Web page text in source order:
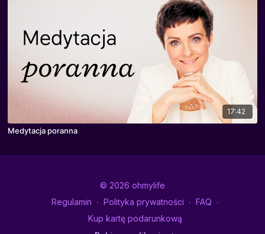
17:42
Medytacja poranna
© 2026 ohmylife
Regulamin ∙ Polityka prywatności ∙ FAQ ∙
Kup kartę podarunkową